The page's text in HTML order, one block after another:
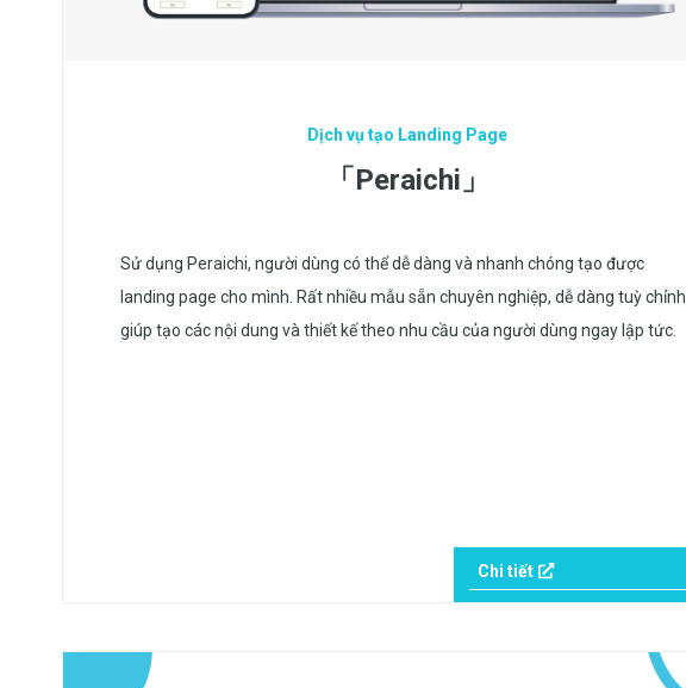
Dịch vụ tạo Landing Page
「Peraichi」
Sử dụng Peraichi, người dùng có thể dễ dàng và nhanh chóng tạo được
landing page cho mình. Rất nhiều mẫu sẵn chuyên nghiệp, dễ dàng tuỳ chỉnh
giúp tạo các nội dung và thiết kế theo nhu cầu của người dùng ngay lập tức.
Chi tiết